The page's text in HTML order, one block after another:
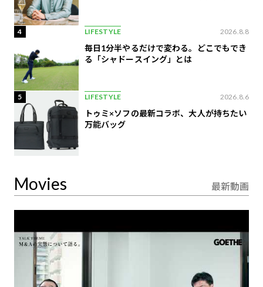
4 LIFESTYLE 2026.8.8
毎日1分半やるだけで変わる。どこでもでき
る「シャドースイング」とは
5 LIFESTYLE 2026.8.6
トゥミ×ソフの最新コラボ、大人が持ちたい
万能バッグ
Movies 最新動画